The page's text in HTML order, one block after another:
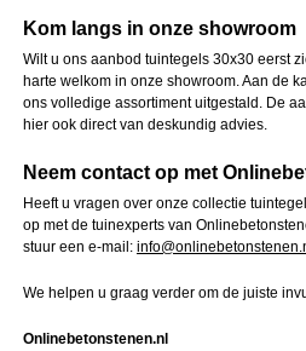
Kom langs in onze showroom
Wilt u ons aanbod tuintegels 30x30 eerst
harte welkom in onze showroom. Aan de
ons volledige assortiment uitgestald. De
hier ook direct van deskundig advies.
Neem contact op met
Heeft u vragen over onze collectie
op met de tuinexperts van
stuur een e-mail:
We helpen u graag verder om de juiste
Onlinebetonstenen.nl